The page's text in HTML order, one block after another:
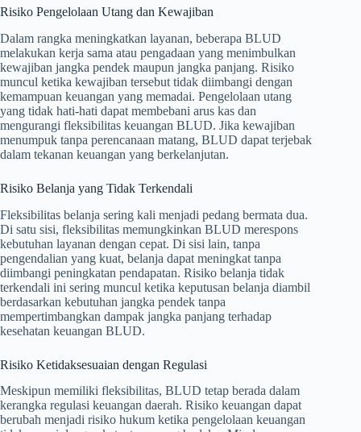
Risiko Pengelolaan Utang dan Kewajiban
Dalam rangka meningkatkan layanan, beberapa BLUD
melakukan kerja sama atau pengadaan yang menimbulkan
kewajiban jangka pendek maupun jangka panjang. Risiko
muncul ketika kewajiban tersebut tidak diimbangi dengan
kemampuan keuangan yang memadai. Pengelolaan utang
yang tidak hati-hati dapat membebani arus kas dan
mengurangi fleksibilitas keuangan BLUD. Jika kewajiban
menumpuk tanpa perencanaan matang, BLUD dapat terjebak
dalam tekanan keuangan yang berkelanjutan.
Risiko Belanja yang Tidak Terkendali
Fleksibilitas belanja sering kali menjadi pedang bermata dua.
Di satu sisi, fleksibilitas memungkinkan BLUD merespons
kebutuhan layanan dengan cepat. Di sisi lain, tanpa
pengendalian yang kuat, belanja dapat meningkat tanpa
diimbangi peningkatan pendapatan. Risiko belanja tidak
terkendali ini sering muncul ketika keputusan belanja diambil
berdasarkan kebutuhan jangka pendek tanpa
mempertimbangkan dampak jangka panjang terhadap
kesehatan keuangan BLUD.
Risiko Ketidaksesuaian dengan Regulasi
Meskipun memiliki fleksibilitas, BLUD tetap berada dalam
kerangka regulasi keuangan daerah. Risiko keuangan dapat
berubah menjadi risiko hukum ketika pengelolaan keuangan